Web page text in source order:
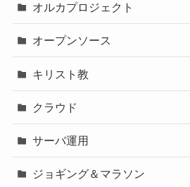
オルカプロジェクト
オープンソース
キリスト教
クラウド
サーバ運用
ジョギング＆マラソン